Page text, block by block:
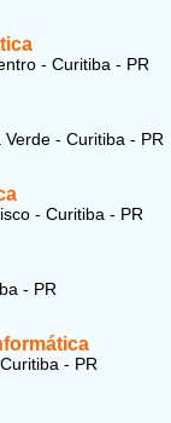
- Curitiba - PR
- Curitiba - PR
- Curitiba - PR
- PR
- PR